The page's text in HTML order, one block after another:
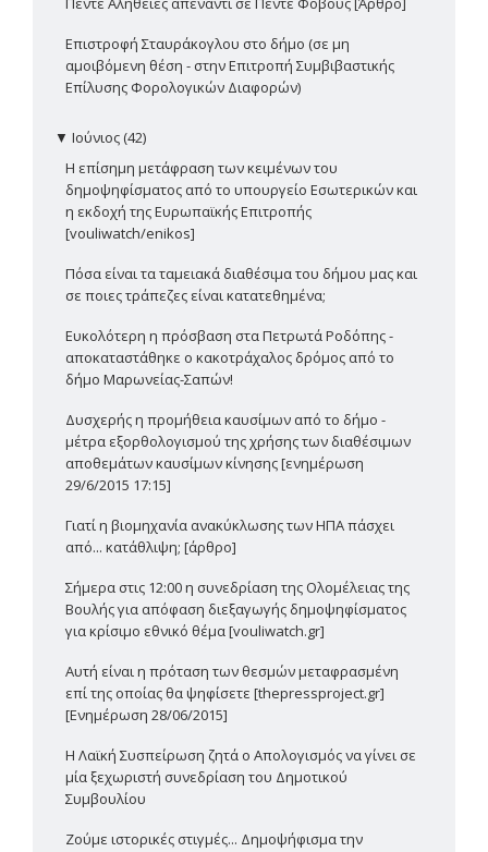
Επιστροφή Σταυράκογλου στο δήμο (σε μη
αμοιβόμενη θέση - στην Επιτροπή Συμβιβαστικής
Επίλυσης Φορολογικών Διαφορών)
▼ Ιούνιος (42)
Η επίσημη μετάφραση των κειμένων του
δημοψηφίσματος από το υπουργείο Εσωτερικών και
η εκδοχή της Ευρωπαϊκής Επιτροπής
[vouliwatch/enikos]
Πόσα είναι τα ταμειακά διαθέσιμα του δήμου μας και
σε ποιες τράπεζες είναι κατατεθημένα;
Ευκολότερη η πρόσβαση στα Πετρωτά Ροδόπης -
αποκαταστάθηκε ο κακοτράχαλος δρόμος από το
δήμο Μαρωνείας-Σαπών!
Δυσχερής η προμήθεια καυσίμων από το δήμο -
μέτρα εξορθολογισμού της χρήσης των διαθέσιμων
αποθεμάτων καυσίμων κίνησης [ενημέρωση
29/6/2015 17:15]
Γιατί η βιομηχανία ανακύκλωσης των ΗΠΑ πάσχει
από... κατάθλιψη; [άρθρο]
Σήμερα στις 12:00 η συνεδρίαση της Ολομέλειας της
Βουλής για απόφαση διεξαγωγής δημοψηφίσματος
για κρίσιμο εθνικό θέμα [vouliwatch.gr]
Αυτή είναι η πρόταση των θεσμών μεταφρασμένη
επί της οποίας θα ψηφίσετε [thepressproject.gr]
[Ενημέρωση 28/06/2015]
Η Λαϊκή Συσπείρωση ζητά ο Απολογισμός να γίνει σε
μία ξεχωριστή συνεδρίαση του Δημοτικού
Συμβουλίου
Ζούμε ιστορικές στιγμές... Δημοψήφισμα την